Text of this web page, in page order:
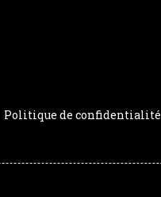
Politique de confidentialité